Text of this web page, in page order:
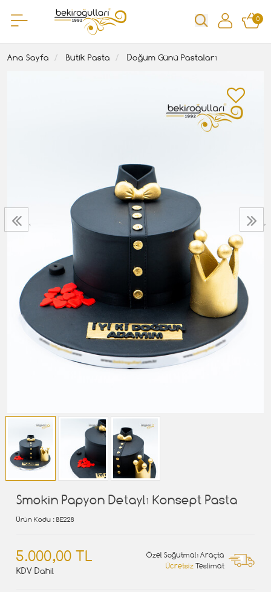
0
Ana Sayfa Butik Pasta Doğum Günü Pastaları
‹ ›
Smokin Papyon Detaylı Konsept Pasta
Ürün Kodu : BE228
5.000,00 TL
KDV Dahil
Özel Soğutmalı Araçta
Ücretsiz Teslimat